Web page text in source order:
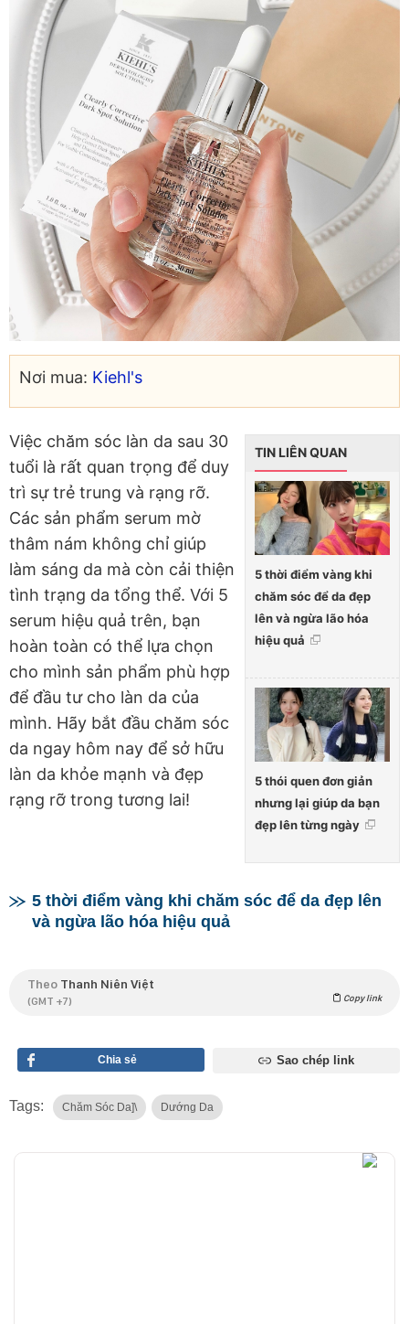
Nơi mua: Kiehl's
TIN LIÊN QUAN
5 thời điểm vàng khi
chăm sóc để da đẹp
lên và ngừa lão hóa
hiệu quả
5 thói quen đơn giản
nhưng lại giúp da bạn
đẹp lên từng ngày
Việc chăm sóc làn da sau 30
tuổi là rất quan trọng để duy
trì sự trẻ trung và rạng rỡ.
Các sản phẩm serum mờ
thâm nám không chỉ giúp
làm sáng da mà còn cải thiện
tình trạng da tổng thể. Với 5
serum hiệu quả trên, bạn
hoàn toàn có thể lựa chọn
cho mình sản phẩm phù hợp
để đầu tư cho làn da của
mình. Hãy bắt đầu chăm sóc
da ngay hôm nay để sở hữu
làn da khỏe mạnh và đẹp
rạng rỡ trong tương lai!
5 thời điểm vàng khi chăm sóc để da đẹp lên
và ngừa lão hóa hiệu quả
Theo Thanh Niên Việt
(GMT +7) Copy link
Chia sẻ Sao chép link
Tags: Chăm Sóc Da]\ Dướng Da